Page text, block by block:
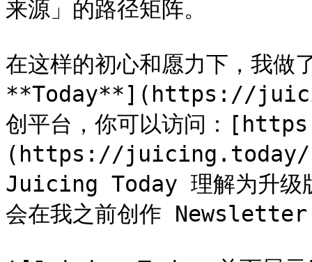
来源」的路径矩阵。
在这样的初心和愿力下，
**Today**](https://
创平台，你可以访问：
(https://juicing.today/)
Juicing Today 理解为升级
会在我之前创作 Newsletter